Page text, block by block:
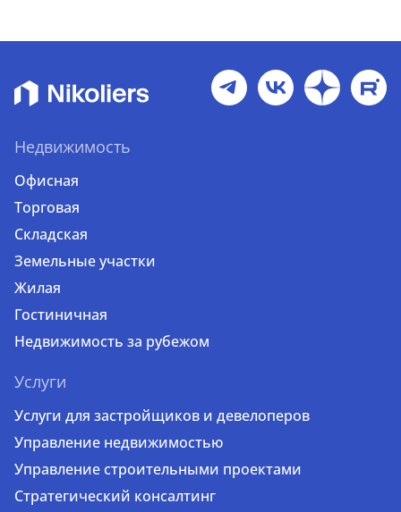
Недвижимость
Офисная
Торговая
Складская
Земельные участки
Жилая
Гостиничная
Недвижимость за рубежом
Услуги
Услуги для застройщиков и девелоперов
Управление недвижимостью
Управление строительными проектами
Стратегический консалтинг